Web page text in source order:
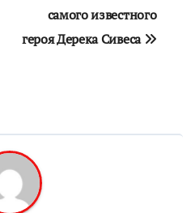
самого известного
героя Дерека Сивеса